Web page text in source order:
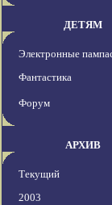
ДЕТЯМ
Электронные
Фантастика
Форум
АРХИВ
Текущий
2003